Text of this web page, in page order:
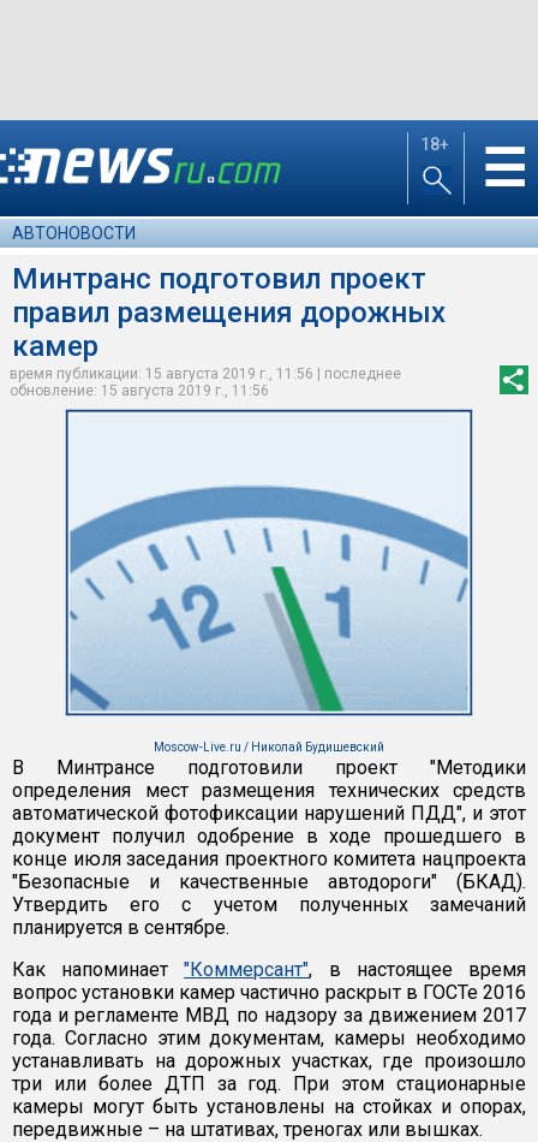
18+ ☰
АВТОНОВОСТИ
Минтранс подготовил проект
правил размещения дорожных
камер
время публикации: 15 августа 2019 г., 11:56 | последнее
обновление: 15 августа 2019 г., 11:56
Moscow-Live.ru / Николай Будишевский
В Минтрансе подготовили проект "Методики
определения мест размещения технических средств
автоматической фотофиксации нарушений ПДД", и этот
документ получил одобрение в ходе прошедшего в
конце июля заседания проектного комитета нацпроекта
"Безопасные и качественные автодороги" (БКАД).
Утвердить его с учетом полученных замечаний
планируется в сентябре.
Как напоминает"Коммерсант", в настоящее время
вопрос установки камер частично раскрыт в ГОСТе 2016
года и регламенте МВД по надзору за движением 2017
года. Согласно этим документам, камеры необходимо
устанавливать на дорожных участках, где произошло
три или более ДТП за год. При этом стационарные
камеры могут быть установлены на стойках и опорах,
передвижные – на штативах, треногах или вышках.